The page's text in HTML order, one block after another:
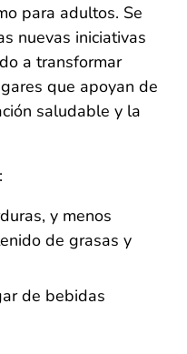
para adultos. Se
nuevas iniciativas
a transformar
que apoyan de
saludable y la
y menos
de grasas y
de bebidas